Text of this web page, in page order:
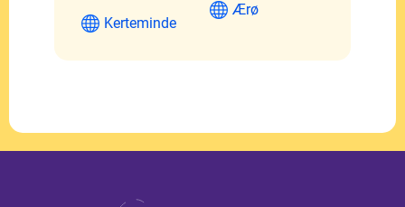
Kerteminde
Ærø